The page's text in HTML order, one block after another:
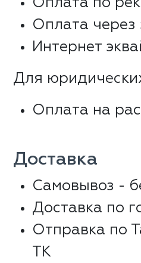
Оплата по
Оплата через
Интернет
Для
Оплата на
Доставка
Самовывоз -
Доставка по
Отправка по
ТК